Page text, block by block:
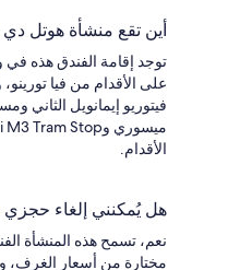
أين تقع منشأة هوتل دي
على الأقدام من فيا تورينو،
الأقدام.
هل يُمكنني إلغاء حجزي
نعم، تسمح هذه المنشأة
مختارة من أسعار الغرف،